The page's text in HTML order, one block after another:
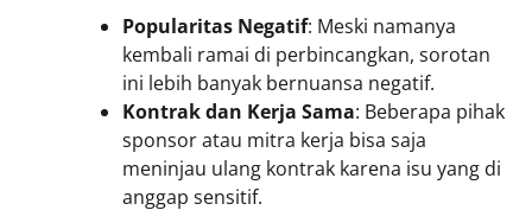
Popularitas Negatif: Meski namanya
kembali ramai di perbincangkan, sorotan
ini lebih banyak bernuansa negatif.
Kontrak dan Kerja Sama: Beberapa pihak
sponsor atau mitra kerja bisa saja
meninjau ulang kontrak karena isu yang di
anggap sensitif.